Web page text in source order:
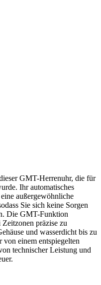
GMT-Herrenuhr, die für
Ihr automatisches
außergewöhnliche
Sie sich keine Sorgen
Die GMT-Funktion
präzise zu
und wasserdicht bis zu
einem entspiegelten
technischer Leistung und